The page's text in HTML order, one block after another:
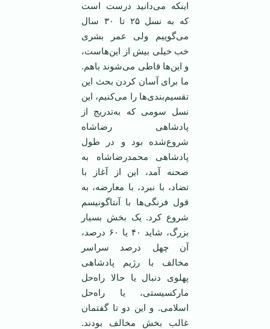
اینکه می‌دانید درست است
که به نسل ۲۵ تا ۳۰ سال
می‌گوییم ولی عمر بشری
خب خیلی بیش از این‌هاست،
و این‌ها قاطی می‌شوند باهم.
ما برای آسان کردن بحث این
تقسیم‌بندی‌ها را می‌کنیم، این
نسل سومی که به‌تدریج از
پادشاهی رضاشاه
شروع‌شده بود و در طول
پادشاهی محمدرضاشاه به
صحنه آمد، این از آغاز با
تضاد، با نبرد، با معارضه، به
قول فرنگی‌ها با آنتاگونیسم
شروع کرد. یک بخش بسیار
بزرگ، شاید ۴۰ یا ۶۰ درصد،
آن چهل درصد سراسر
مخالف با رژیم پادشاهی
پهلوی دنبال یا حالا راه‌حل
مارکسیستی، یا راه‌حل
اسلامی. و این دو تا گفتمان
غالب بخش مخالف بودند.